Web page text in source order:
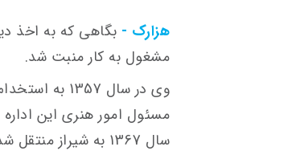
هزارک - بگاهی که به اخذ
مشغول به کار منبت شد.
وی در سال
مسئول امور هنری این
سال 1367 به شیراز منتقل شد و سرانجام بازنشسته گرديد.